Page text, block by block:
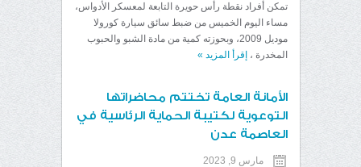
تمكن أفراد نقطة رأس حويرة التابعة لمعسكر الأدواس،
مساء اليوم الخميس من ضبط سائق سيارة كورولا
موديل 2009، وبحوزته كمية من مادة الشبو والحبوب
المخدرة ، إقرأ المزيد »
الأمانة العامة تختتم محاضراتها
التوعوية لكتيبة الحماية الرئاسية في
العاصمة عدن
مارس 9, 2023